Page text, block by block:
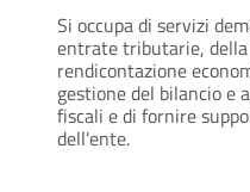
Si occupa di servizi
entrate tributarie,
rendicontazione
gestione del bilancio e
fiscali e di fornire
dell'ente.